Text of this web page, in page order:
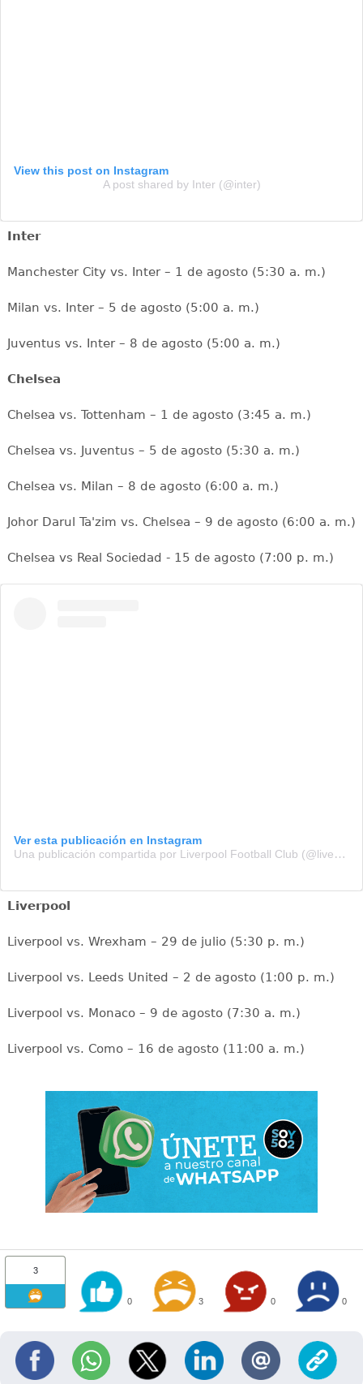
View this post on Instagram
A post shared by Inter (@inter)
Inter
Manchester City vs. Inter – 1 de agosto (5:30 a. m.)
Milan vs. Inter – 5 de agosto (5:00 a. m.)
Juventus vs. Inter – 8 de agosto (5:00 a. m.)
Chelsea
Chelsea vs. Tottenham – 1 de agosto (3:45 a. m.)
Chelsea vs. Juventus – 5 de agosto (5:30 a. m.)
Chelsea vs. Milan – 8 de agosto (6:00 a. m.)
Johor Darul Ta'zim vs. Chelsea – 9 de agosto (6:00 a. m.)
Chelsea vs Real Sociedad - 15 de agosto (7:00 p. m.)
Ver esta publicación en Instagram
Una publicación compartida por Liverpool Football Club (@liverpoolfc)
Liverpool
Liverpool vs. Wrexham – 29 de julio (5:30 p. m.)
Liverpool vs. Leeds United – 2 de agosto (1:00 p. m.)
Liverpool vs. Monaco – 9 de agosto (7:30 a. m.)
Liverpool vs. Como – 16 de agosto (11:00 a. m.)
3
0 3 0 0